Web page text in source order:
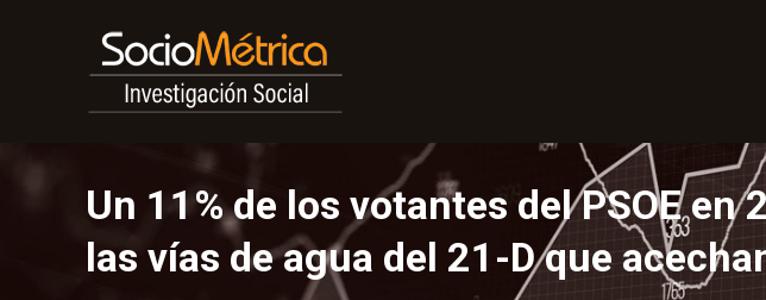
Un 11% de los votantes del PSOE
las vías de agua del 21-D que